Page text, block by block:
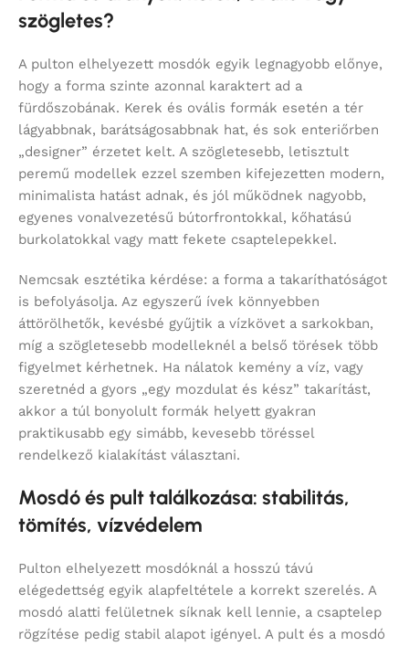
szögletes?
A pulton elhelyezett mosdók egyik legnagyobb előnye,
hogy a forma szinte azonnal karaktert ad a
fürdőszobának. Kerek és ovális formák esetén a tér
lágyabbnak, barátságosabbnak hat, és sok enteriőrben
„designer” érzetet kelt. A szögletesebb, letisztult
peremű modellek ezzel szemben kifejezetten modern,
minimalista hatást adnak, és jól működnek nagyobb,
egyenes vonalvezetésű bútorfrontokkal, kőhatású
burkolatokkal vagy matt fekete csaptelepekkel.
Nemcsak esztétika kérdése: a forma a takaríthatóságot
is befolyásolja. Az egyszerű ívek könnyebben
áttörölhetők, kevésbé gyűjtik a vízkövet a sarkokban,
míg a szögletesebb modelleknél a belső törések több
figyelmet kérhetnek. Ha nálatok kemény a víz, vagy
szeretnéd a gyors „egy mozdulat és kész” takarítást,
akkor a túl bonyolult formák helyett gyakran
praktikusabb egy simább, kevesebb töréssel
rendelkező kialakítást választani.
Mosdó és pult találkozása: stabilitás,
tömítés, vízvédelem
Pulton elhelyezett mosdóknál a hosszú távú
elégedettség egyik alapfeltétele a korrekt szerelés. A
mosdó alatti felületnek síknak kell lennie, a csaptelep
rögzítése pedig stabil alapot igényel. A pult és a mosdó